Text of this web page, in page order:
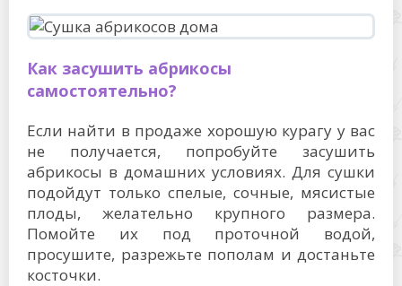
Как засушить абрикосы
самостоятельно?
Если найти в продаже хорошую курагу у вас
не получается, попробуйте засушить
абрикосы в домашних условиях. Для сушки
подойдут только спелые, сочные, мясистые
плоды, желательно крупного размера.
Помойте их под проточной водой,
просушите, разрежьте пополам и достаньте
косточки.